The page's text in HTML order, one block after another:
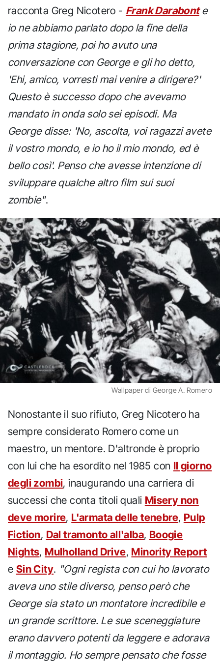
racconta Greg Nicotero - Frank Darabonte
io ne abbiamo parlato dopo la fine della
prima stagione, poi ho avuto una
conversazione con George e gli ho detto,
'Ehi, amico, vorresti mai venire a dirigere?'
Questo è successo dopo che avevamo
mandato in onda solo sei episodi. Ma
George disse: 'No, ascolta, voi ragazzi avete
il vostro mondo, e io ho il mio mondo, ed è
bello così'. Penso che avesse intenzione di
sviluppare qualche altro film sui suoi
zombie".
Wallpaper di George A. Romero
Nonostante il suo rifiuto, Greg Nicotero ha
sempre considerato Romero come un
maestro, un mentore. D'altronde è proprio
con lui che ha esordito nel 1985 con Il giorno
degli zombi, inaugurando una carriera di
successi che conta titoli quali Misery non
deve morire, L'armata delle tenebre, Pulp
Fiction, Dal tramonto all'alba, Boogie
Nights, Mulholland Drive, Minority Report
e Sin City. "Ogni regista con cui ho lavorato
aveva uno stile diverso, penso però che
George sia stato un montatore incredibile e
un grande scrittore. Le sue sceneggiature
erano davvero potenti da leggere e adorava
il montaggio. Ho sempre pensato che fosse